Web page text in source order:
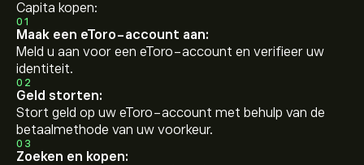
Capita kopen:
01
Maak een eToro-account aan:
Meld u aan voor een eToro-account en verifieer uw
identiteit.
02
Geld storten:
Stort geld op uw eToro-account met behulp van de
betaalmethode van uw voorkeur.
03
Zoeken en kopen: